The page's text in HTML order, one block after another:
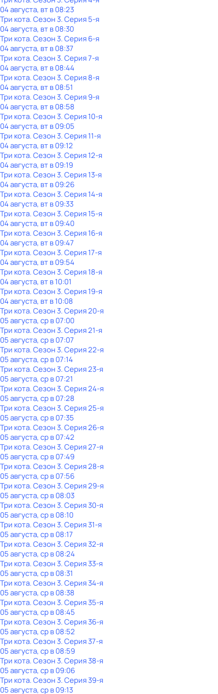
04 августа, вт в 08:23
Три кота. Сезон 3. Серия 5-я
04 августа, вт в 08:30
Три кота. Сезон 3. Серия 6-я
04 августа, вт в 08:37
Три кота. Сезон 3. Серия 7-я
04 августа, вт в 08:44
Три кота. Сезон 3. Серия 8-я
04 августа, вт в 08:51
Три кота. Сезон 3. Серия 9-я
04 августа, вт в 08:58
Три кота. Сезон 3. Серия 10-я
04 августа, вт в 09:05
Три кота. Сезон 3. Серия 11-я
04 августа, вт в 09:12
Три кота. Сезон 3. Серия 12-я
04 августа, вт в 09:19
Три кота. Сезон 3. Серия 13-я
04 августа, вт в 09:26
Три кота. Сезон 3. Серия 14-я
04 августа, вт в 09:33
Три кота. Сезон 3. Серия 15-я
04 августа, вт в 09:40
Три кота. Сезон 3. Серия 16-я
04 августа, вт в 09:47
Три кота. Сезон 3. Серия 17-я
04 августа, вт в 09:54
Три кота. Сезон 3. Серия 18-я
04 августа, вт в 10:01
Три кота. Сезон 3. Серия 19-я
04 августа, вт в 10:08
Три кота. Сезон 3. Серия 20-я
05 августа, ср в 07:00
Три кота. Сезон 3. Серия 21-я
05 августа, ср в 07:07
Три кота. Сезон 3. Серия 22-я
05 августа, ср в 07:14
Три кота. Сезон 3. Серия 23-я
05 августа, ср в 07:21
Три кота. Сезон 3. Серия 24-я
05 августа, ср в 07:28
Три кота. Сезон 3. Серия 25-я
05 августа, ср в 07:35
Три кота. Сезон 3. Серия 26-я
05 августа, ср в 07:42
Три кота. Сезон 3. Серия 27-я
05 августа, ср в 07:49
Три кота. Сезон 3. Серия 28-я
05 августа, ср в 07:56
Три кота. Сезон 3. Серия 29-я
05 августа, ср в 08:03
Три кота. Сезон 3. Серия 30-я
05 августа, ср в 08:10
Три кота. Сезон 3. Серия 31-я
05 августа, ср в 08:17
Три кота. Сезон 3. Серия 32-я
05 августа, ср в 08:24
Три кота. Сезон 3. Серия 33-я
05 августа, ср в 08:31
Три кота. Сезон 3. Серия 34-я
05 августа, ср в 08:38
Три кота. Сезон 3. Серия 35-я
05 августа, ср в 08:45
Три кота. Сезон 3. Серия 36-я
05 августа, ср в 08:52
Три кота. Сезон 3. Серия 37-я
05 августа, ср в 08:59
Три кота. Сезон 3. Серия 38-я
05 августа, ср в 09:06
Три кота. Сезон 3. Серия 39-я
05 августа, ср в 09:13